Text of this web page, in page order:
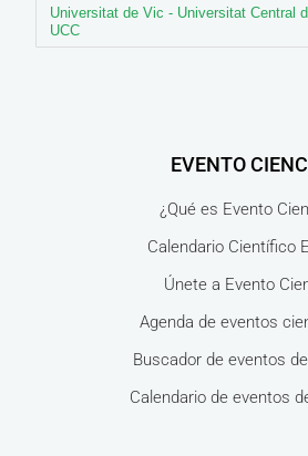
Universitat de Vic - Universitat Central
UCC
EVENTO
¿Qué es Evento
Calendario Científico
Únete a Evento
Agenda de eventos
Buscador de eventos
Calendario de eventos